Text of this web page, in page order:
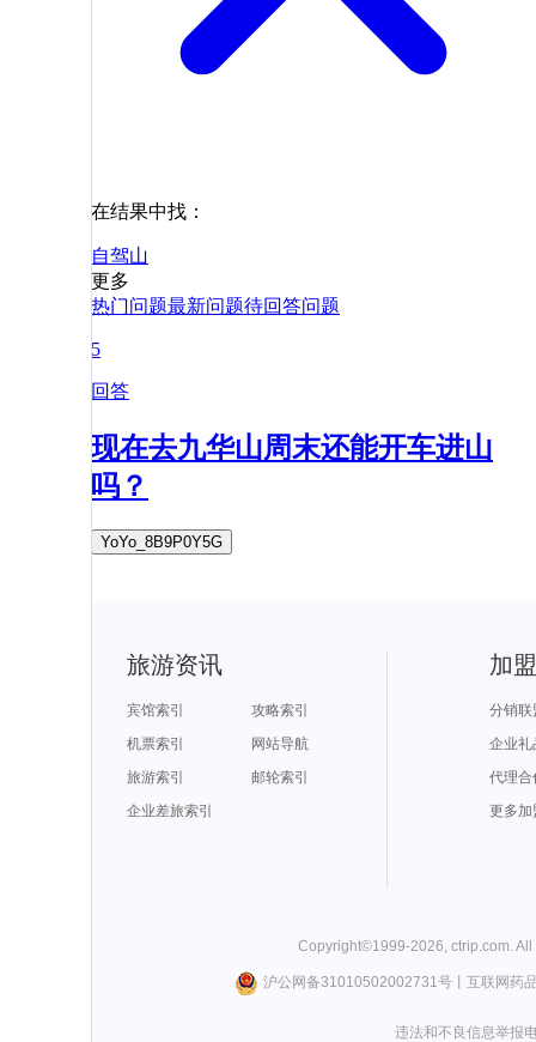
在结果中找：
自驾山
更多
热门问题最新问题待回答问题
5
回答
现在去九华山周末还能开车进山
吗？
YoYo_8B9P0Y5G
旅游资讯
宾馆索引
攻略索引
机票索引
网站导航
旅游索引
邮轮索引
企业差旅索引
加
分销联
企业礼
代理合
更多加
Copyright©1999-2026 ctrip.com .
沪公网备31010502002731号丨 互联网药
违法和不良信息举报